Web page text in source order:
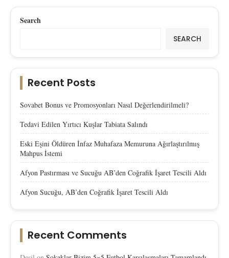
Search
SEARCH
Recent Posts
Sovabet Bonus ve Promosyonları Nasıl Değerlendirilmeli?
Tedavi Edilen Yırtıcı Kuşlar Tabiata Salındı
Eski Eşini Öldüren İnfaz Muhafaza Memuruna Ağırlaştırılmış
Mahpus İstemi
Afyon Pastırması ve Sucuğu AB’den Coğrafik İşaret Tescili Aldı
Afyon Sucuğu, AB’den Coğrafik İşaret Tescili Aldı
Recent Comments